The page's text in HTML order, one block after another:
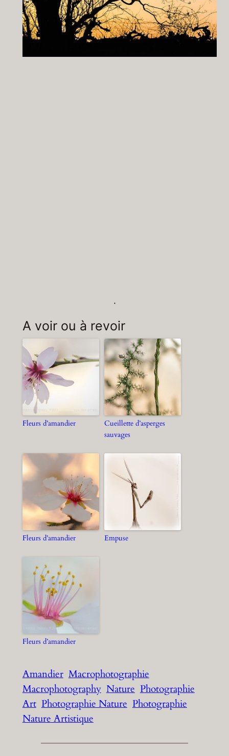
.
A voir ou à revoir
Fleurs d’amandier
Cueillette d’asperges
sauvages
Fleurs d’amandier Empuse
Fleurs d’amandier
Amandier Macrophotographie
Macrophotography Nature Photographie
Art Photographie Nature Photographie
Nature Artistique